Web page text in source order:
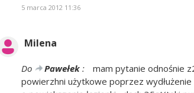
5 marca 2012 11:36
Milena
Do Pawełek :
mam pytanie odnośnie
powierzhni użytkowe poprzez